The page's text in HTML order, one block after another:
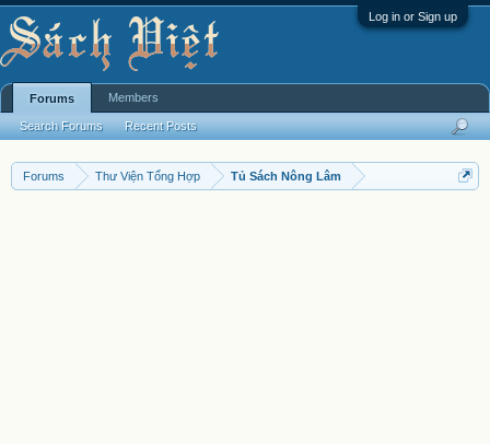
Log in or Sign up
Forums Thư Viện Tổng Hợp Tủ Sách Nông Lâm
Forums
Search Forums Recent Posts
Members